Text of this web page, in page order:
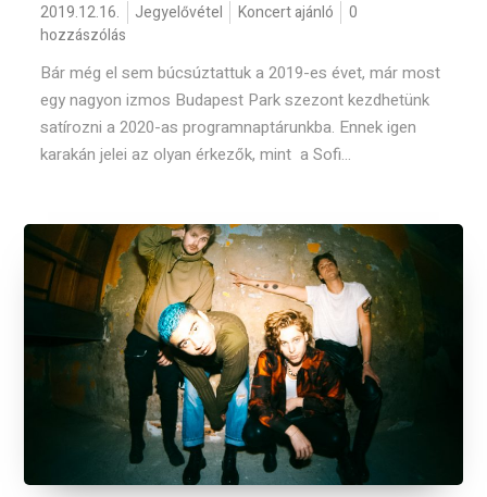
2019.12.16. Jegyelővétel Koncert ajánló
0
hozzászólás
Bár még el sem búcsúztattuk a 2019-es évet, már most
egy nagyon izmos Budapest Park szezont kezdhetünk
satírozni a 2020-as programnaptárunkba. Ennek igen
karakán jelei az olyan érkezők, mint a Sofi...